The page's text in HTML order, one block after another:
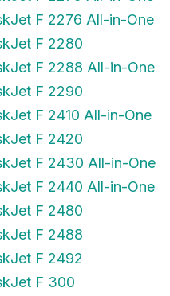
F 2276 All-in-One
F 2280
F 2288 All-in-One
F 2290
F 2410 All-in-One
F 2420
F 2430 All-in-One
F 2440 All-in-One
F 2480
F 2488
F 2492
F 300